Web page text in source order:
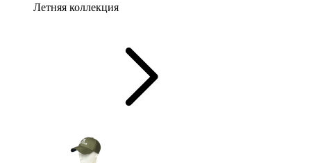
Летняя коллекция